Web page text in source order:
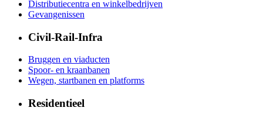
Distributiecentra en winkelbedrijven
Gevangenissen
Civil-Rail-Infra
Bruggen en viaducten
Spoor- en kraanbanen
Wegen, startbanen en platforms
Residentieel